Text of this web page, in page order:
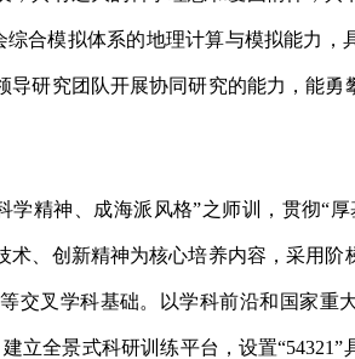
综合模拟体系的地理计算与模拟能力，
导研究团队开展协同研究的能力，能勇
学精神、成海派风格”之师训，贯彻“
、创新精神为核心培养内容，采用阶
交叉学科基础。以学科前沿和国家重
立全景式科研训练平台，设置